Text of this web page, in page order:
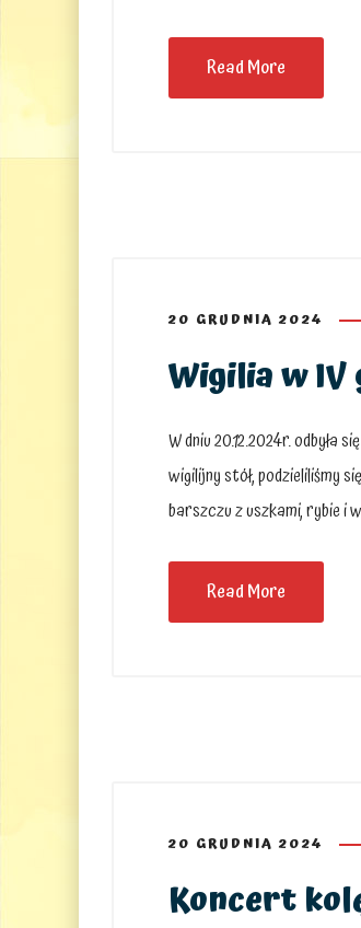
Read More
20 GRUDNIA 2024
Wigilia w IV
W dniu 20.12.2024r. odbyła
wigilijny stół, podzieliliśmy
barszczu z uszkami, rybie i
Read More
20 GRUDNIA 2024
Koncert